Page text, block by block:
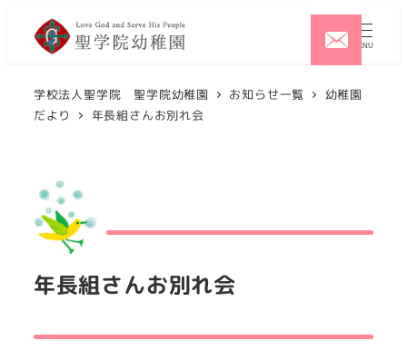
MENU
学校法人聖学院 聖学院幼稚園 お知らせ一覧
幼稚園
だより
年長組さんお別れ会
年長組さんお別れ会